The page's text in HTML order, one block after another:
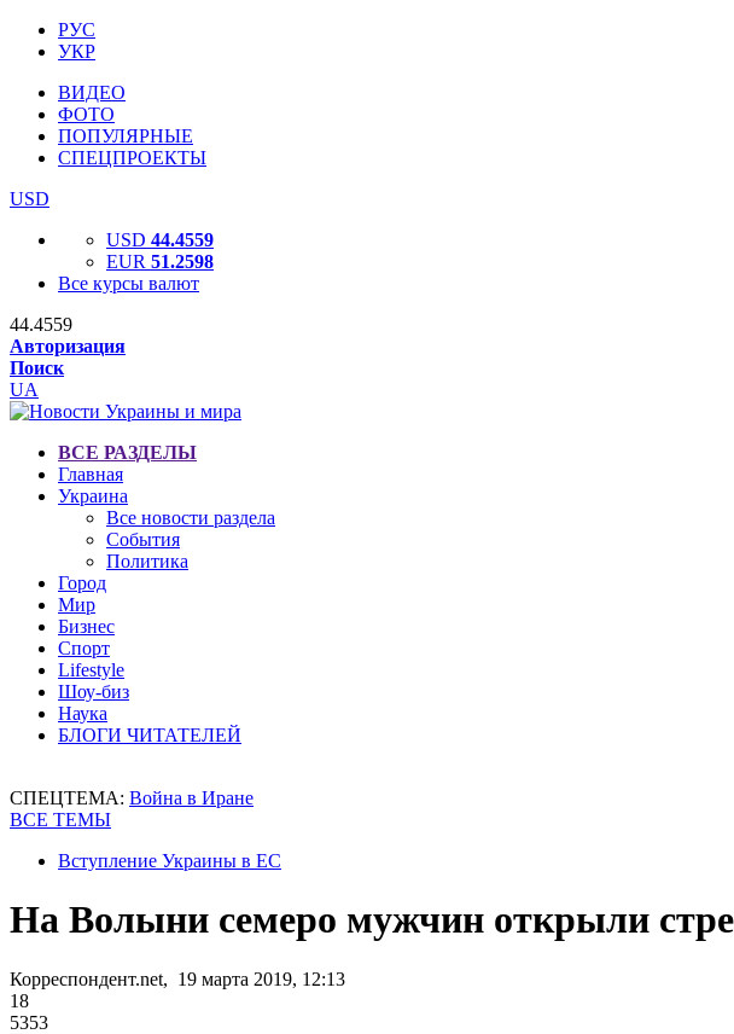
РУС
УКР
ВИДЕО
ФОТО
ПОПУЛЯРНЫЕ
СПЕЦПРОЕКТЫ
USD
USD 44.4559
EUR 51.2598
Все курсы валют
44.4559
Авторизация
Поиск
UA
ВСЕ РАЗДЕЛЫ
Главная
Украина
Все новости раздела
События
Политика
Город
Мир
Бизнес
Спорт
Lifestyle
Шоу-биз
Наука
БЛОГИ ЧИТАТЕЛЕЙ
СПЕЦТЕМА: Война в Иране
ВСЕ ТЕМЫ
Вступление Украины в ЕС
На Волыни семеро мужчин открыли
Корреспондент.net, 19 марта 2019, 12:13
18
5353